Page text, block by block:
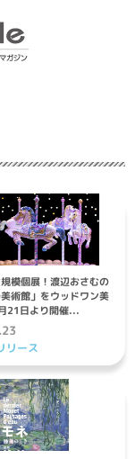
模個展！渡辺おさむの
美術館」をウッドワン美
21日より開催...
リース